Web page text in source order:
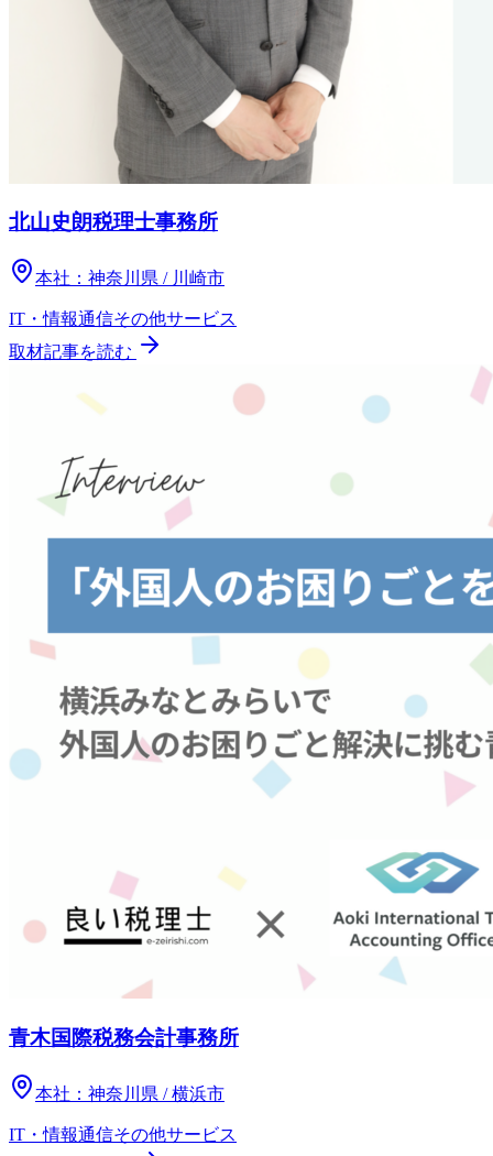
北山史朗税理士事務所
本社： 神奈川県 / 川崎市
IT・情報通信その他サービス
取材記事を読む
青木国際税務会計事務所
本社： 神奈川県 / 横浜市
IT・情報通信その他サービス